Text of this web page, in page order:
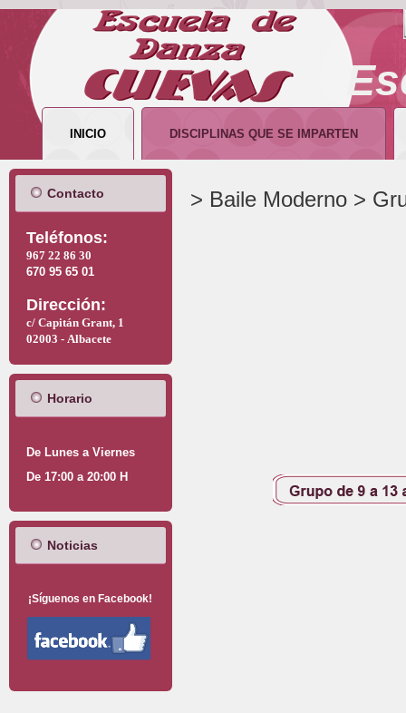
INICIO DISCIPLINAS QUE SE IMPARTEN
Contacto
Teléfonos:
967 22 86 30
670 95 65 01
Dirección:
c/ Capitán Grant, 1
02003 - Albacete
Horario
De Lunes a Viernes
De 17:00 a 20:00 H
Noticias
¡Síguenos en Facebook!
> Baile Moderno >